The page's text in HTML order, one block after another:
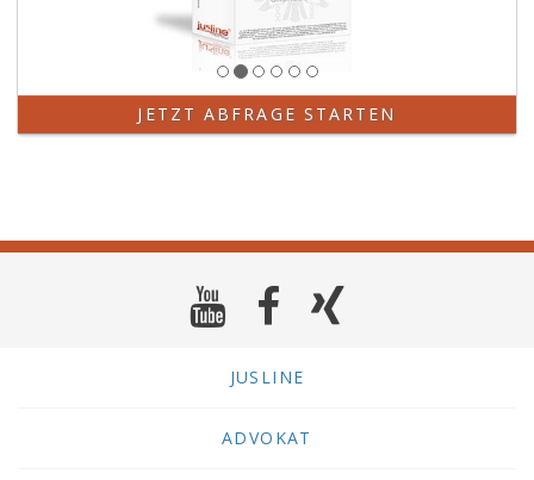
JETZT ABFRAGE STARTEN
JUSLINE
ADVOKAT